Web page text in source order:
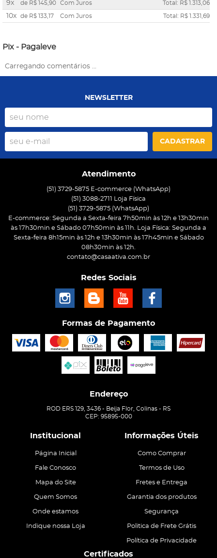
9x de R$ 145,90 Com Juros Total: R$ 1.313,06
10x de R$ 133,17 Com Juros Total: R$ 1.331,69
Pix - Pagaleve
Carregando comentários ...
NEWSLETTER
CADASTRAR
Atendimento
(51) 3729-5875 E-commerce (WhatsApp)
(51) 3088-2711 Loja Física
(51) 3729-5875 (WhatsApp)
E-commerce: Segunda a Sexta-feira 7h50min às 12h e 13h30min
às 17h30min e Sábado 07h50min às 11h. Loja Física: Segunda a
Sexta-feira 8h15min às 12h e 13h30min às 17h45min e Sábado
08h30min às 12h.
contato@casaativa.com.br
Redes Sociais
Formas de Pagamento
Endereço
ROD ERS 129, 3436 - Beija Flor, Colinas - RS
CEP: 95895-000
Institucional
Página Inicial
Fale Conosco
Mapa do Site
Quem Somos
Onde estamos
Indique nossa Loja
Informações Úteis
Como Comprar
Termos de Uso
Fretes e Entrega
Garantia dos produtos
Segurança
Politica de Frete Grátis
Política de Privacidade
Certificados